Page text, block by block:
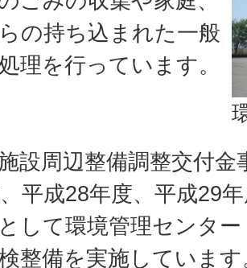
の持ち込まれた一般
理を行っています。
設周辺整備調整交付金
平成28年度、平成29
して環境管理センタ
整備を実施しています